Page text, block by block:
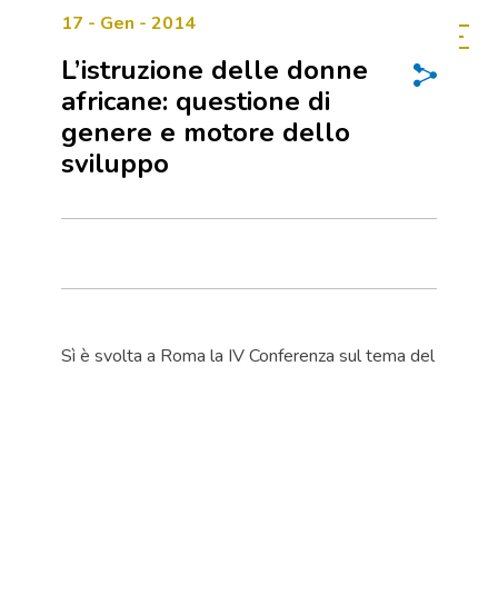
17 - Gen - 2014
L’istruzione delle donne
africane: questione di
genere e motore dello
sviluppo
Sì è svolta a Roma la IV Conferenza sul tema del